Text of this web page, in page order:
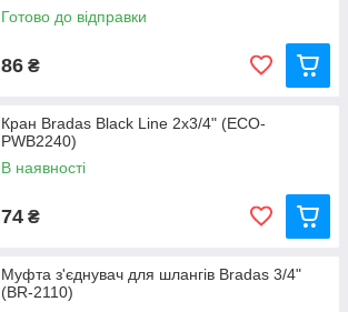
Готово до відправки
86 ₴
Кран Bradas Black Line 2x3/4" (ECO-
PWB2240)
В наявності
74 ₴
Муфта з'єднувач для шлангів Bradas 3/4"
(BR-2110)